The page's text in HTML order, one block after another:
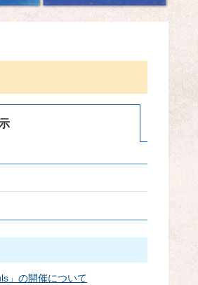
」の開催について